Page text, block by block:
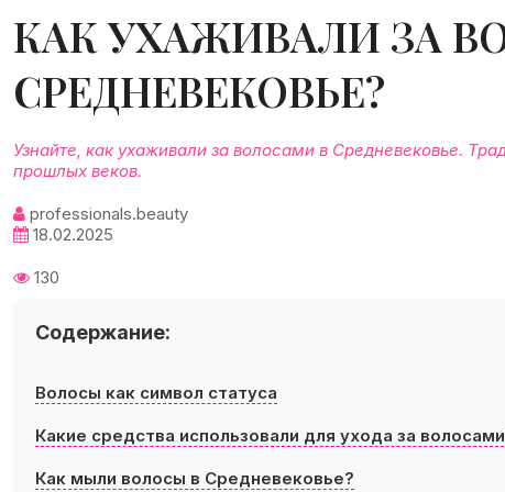
КАК УХАЖИВАЛИ ЗА
СРЕДНЕВЕКОВЬЕ?
Узнайте, как ухаживали за волосами в Средневековье.
прошлых веков.
professionals.beauty
18.02.2025
130
Содержание:
Волосы как символ статуса
Какие средства использовали для ухода за
Как мыли волосы в Средневековье?